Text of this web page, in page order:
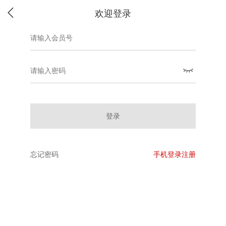
欢迎登录
登录
忘记密码 手机登录注册